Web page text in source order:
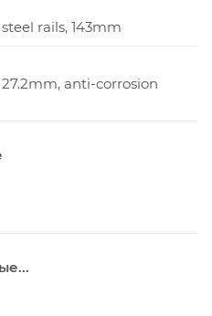
rails, 143mm
anti-corrosion